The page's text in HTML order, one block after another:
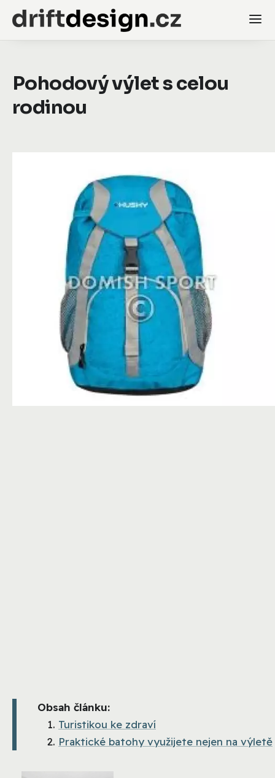
Pohodový výlet s celou
rodinou
Obsah článku:
Turistikou ke zdraví
Praktické batohy využijete nejen na výletě